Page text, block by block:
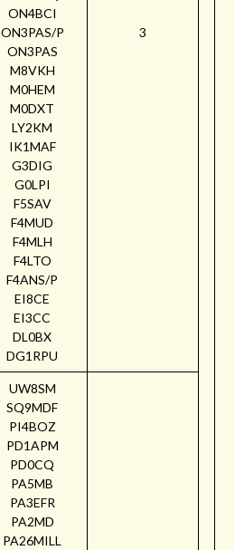
ON4BCI
ON3PAS/P
ON3PAS
M8VKH
M0HEM
M0DXT
LY2KM
IK1MAF
G3DIG
G0LPI
F5SAV
F4MUD
F4MLH
F4LTO
F4ANS/P
EI8CE
EI3CC
DL0BX
DG1RPU
3
UW8SM
SQ9MDF
PI4BOZ
PD1APM
PD0CQ
PA5MB
PA3EFR
PA2MD
PA26MILL